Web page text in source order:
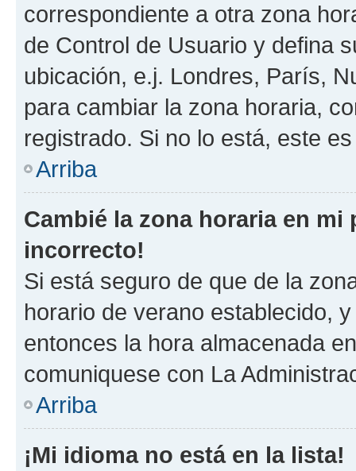
correspondiente a otra zona
de Control de Usuario y defina
ubicación, e.j. Londres, París,
para cambiar la zona horaria,
registrado. Si no lo está, este
Arriba
Cambié la zona horaria en
incorrecto!
Si está seguro de que de la
horario de verano establecido,
entonces la hora almacenada
comuniquese con La
Arriba
¡Mi idioma no está en la lista!